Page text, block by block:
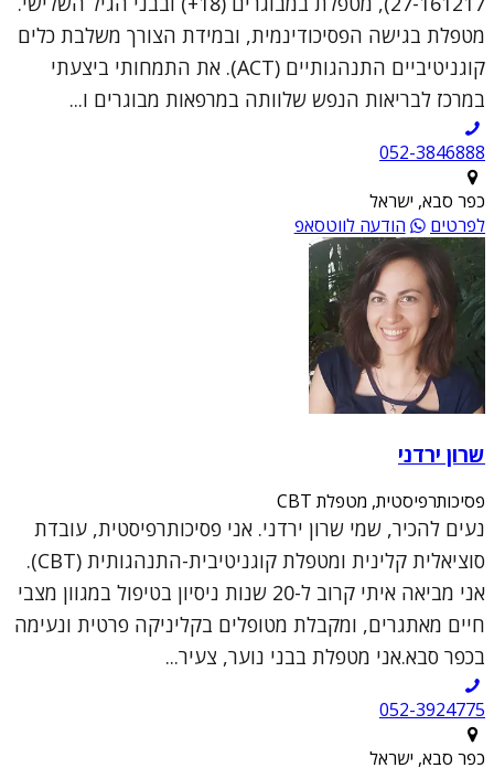
מטפלת בגישה הפסיכודינמית, ובמידת הצורך משלבת כלים
קוגניטיביים התנהגותיים (ACT). את התמחותי ביצעתי
במרכז לבריאות הנפש שלוותה במרפאות מבוגרים ו...
052-3846888
כפר סבא, ישראל
לפרטים
הודעה לווטסאפ
שרון ירדני
פסיכותרפיסטית, מטפלת CBT
נעים להכיר, שמי שרון ירדני. אני פסיכותרפיסטית, עובדת
סוציאלית קלינית ומטפלת קוגניטיבית-התנהגותית (CBT).
אני מביאה איתי קרוב ל-20 שנות ניסיון בטיפול במגוון מצבי
חיים מאתגרים, ומקבלת מטופלים בקליניקה פרטית ונעימה
בכפר סבא.אני מטפלת בבני נוער, צעיר...
052-3924775
כפר סבא, ישראל